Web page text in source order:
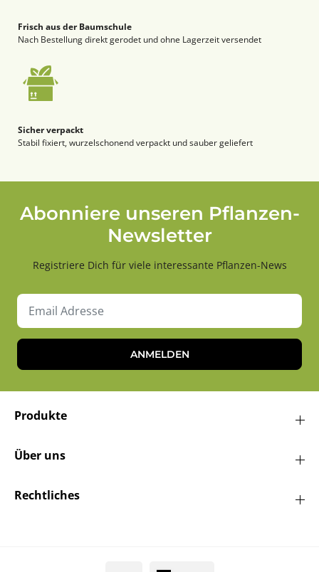
Frisch aus der Baumschule
Nach Bestellung direkt gerodet und ohne Lagerzeit versendet
Sicher verpackt
Stabil fixiert, wurzelschonend verpackt und sauber geliefert
Abonniere unseren Pflanzen-
Newsletter
Registriere Dich für viele interessante Pflanzen-News
ANMELDEN
Produkte
Über uns
Rechtliches